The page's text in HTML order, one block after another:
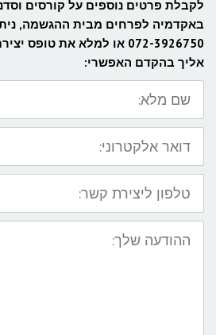
לקבלת פרטים נוספים על קורסים
באקדמיה לפרחים מבית ההגשמה,
072-3926750 או למלא את
אליך בהקדם האפשרי:
שם
מלא:
דואר
אלקטרוני:
טלפון
ליצירת
קשר:
ההודעה
שלך: